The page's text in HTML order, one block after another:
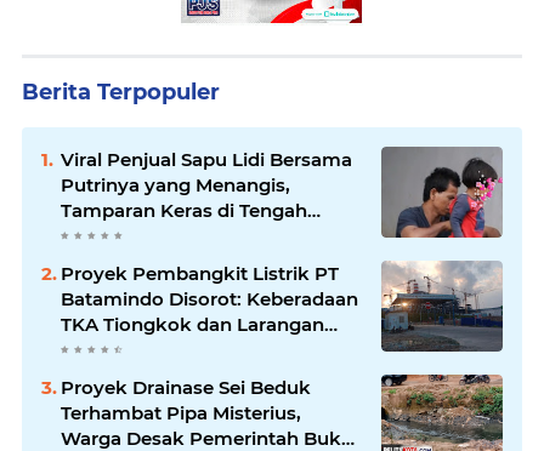
Berita Terpopuler
Viral Penjual Sapu Lidi Bersama
Putrinya yang Menangis,
Tamparan Keras di Tengah
Maraknya Korupsi
Proyek Pembangkit Listrik PT
Batamindo Disorot: Keberadaan
TKA Tiongkok dan Larangan
Liputan Wartawan Jadi
Perhatian
Proyek Drainase Sei Beduk
Terhambat Pipa Misterius,
Warga Desak Pemerintah Buka